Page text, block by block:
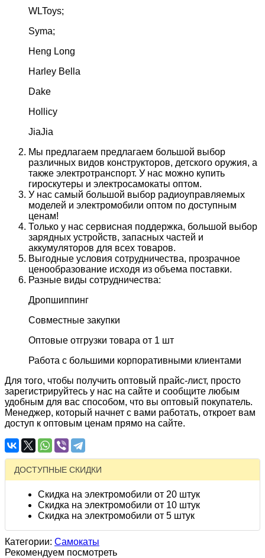
WLToys;
Syma;
Heng Long
Harley Bella
Dake
Hollicy
JiaJia
Мы предлагаем предлагаем большой выбор
различных видов конструкторов, детского оружия, а
также электротранспорт. У нас можно купить
гироскутеры и электросамокаты оптом.
У нас самый большой выбор радиоуправляемых
моделей и электромобили оптом по доступным
ценам!
Только у нас сервисная поддержка, большой выбор
зарядных устройств, запасных частей и
аккумуляторов для всех товаров.
Выгодные условия сотрудничества, прозрачное
ценообразование исходя из объема поставки.
Разные виды сотрудничества:
Дропшиппинг
Совместные закупки
Оптовые отгрузки товара от 1 шт
Работа с большими корпоративными клиентами
Для того, чтобы получить оптовый прайс-лист, просто
зарегистрируйтесь у нас на сайте и сообщите любым
удобным для вас способом, что вы оптовый покупатель.
Менеджер, который начнет с вами работать, откроет вам
доступ к оптовым ценам прямо на сайте.
ДОСТУПНЫЕ СКИДКИ
Скидка на электромобили от 20 штук
Скидка на электромобили от 10 штук
Скидка на электромобили от 5 штук
Категории: Самокаты
Рекомендуем посмотреть